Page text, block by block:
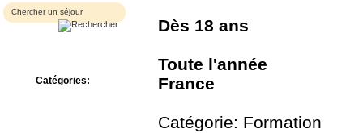
Catégories:
Dès 18 ans
Toute l'année
France
Catégorie: Formation